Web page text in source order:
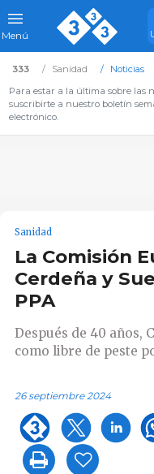
Menú
333 Sanidad
Noticias
Para estar a la última sobre las
suscribirte a nuestro boletín
electrónico.
Sanidad
La Comisión
Cerdeña y
PPA
Después de 40 años,
como libre de peste
26 septiembre 2024